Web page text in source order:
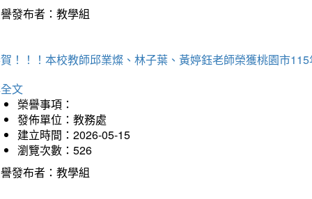
發布者：教學組
！！！本校教師邱業燦、林子葉、黃婷鈺老師榮獲桃園市
文
榮譽事項：
發佈單位：教務處
建立時間：2026-05-15
瀏覽次數：526
發布者：教學組